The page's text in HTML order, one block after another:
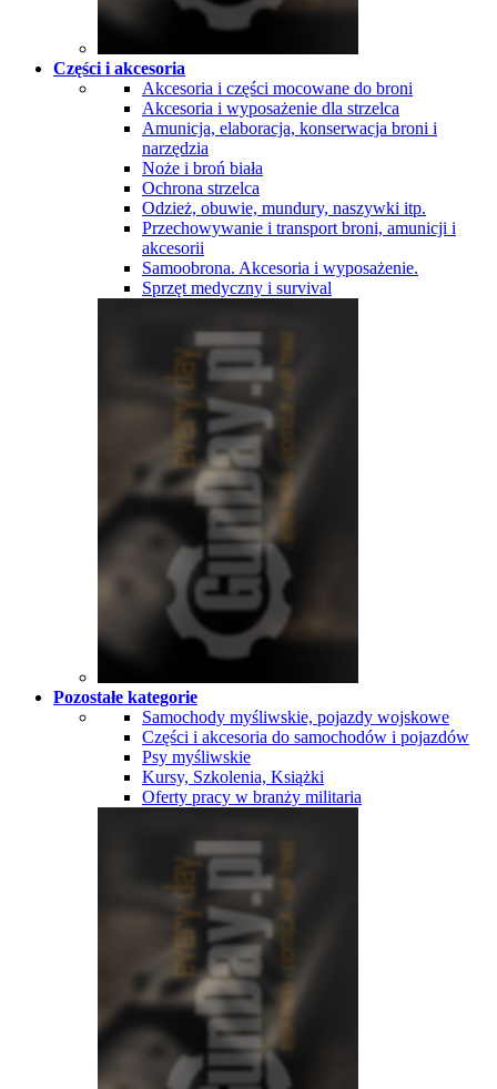
Części i akcesoria
Akcesoria i części mocowane do broni
Akcesoria i wyposażenie dla strzelca
Amunicja, elaboracja, konserwacja broni i
narzędzia
Noże i broń biała
Ochrona strzelca
Odzież, obuwie, mundury, naszywki itp.
Przechowywanie i transport broni, amunicji i
akcesorii
Samoobrona. Akcesoria i wyposażenie.
Sprzęt medyczny i survival
Pozostałe kategorie
Samochody myśliwskie, pojazdy wojskowe
Części i akcesoria do samochodów i pojazdów
Psy myśliwskie
Kursy, Szkolenia, Książki
Oferty pracy w branży militaria